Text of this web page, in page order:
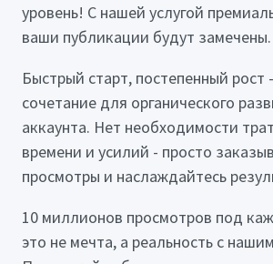
уровень! С нашей услугой
ваши публикации будут замечены.
Быстрый старт, постепенный рост
сочетание для органического
аккаунта. Нет необходимости
времени и усилий - просто
просмотры и наслаждайтесь
10 миллионов просмотров под
это не мечта, а реальность с